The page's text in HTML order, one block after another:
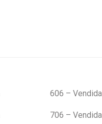
606 – Vendida
706 – Vendida